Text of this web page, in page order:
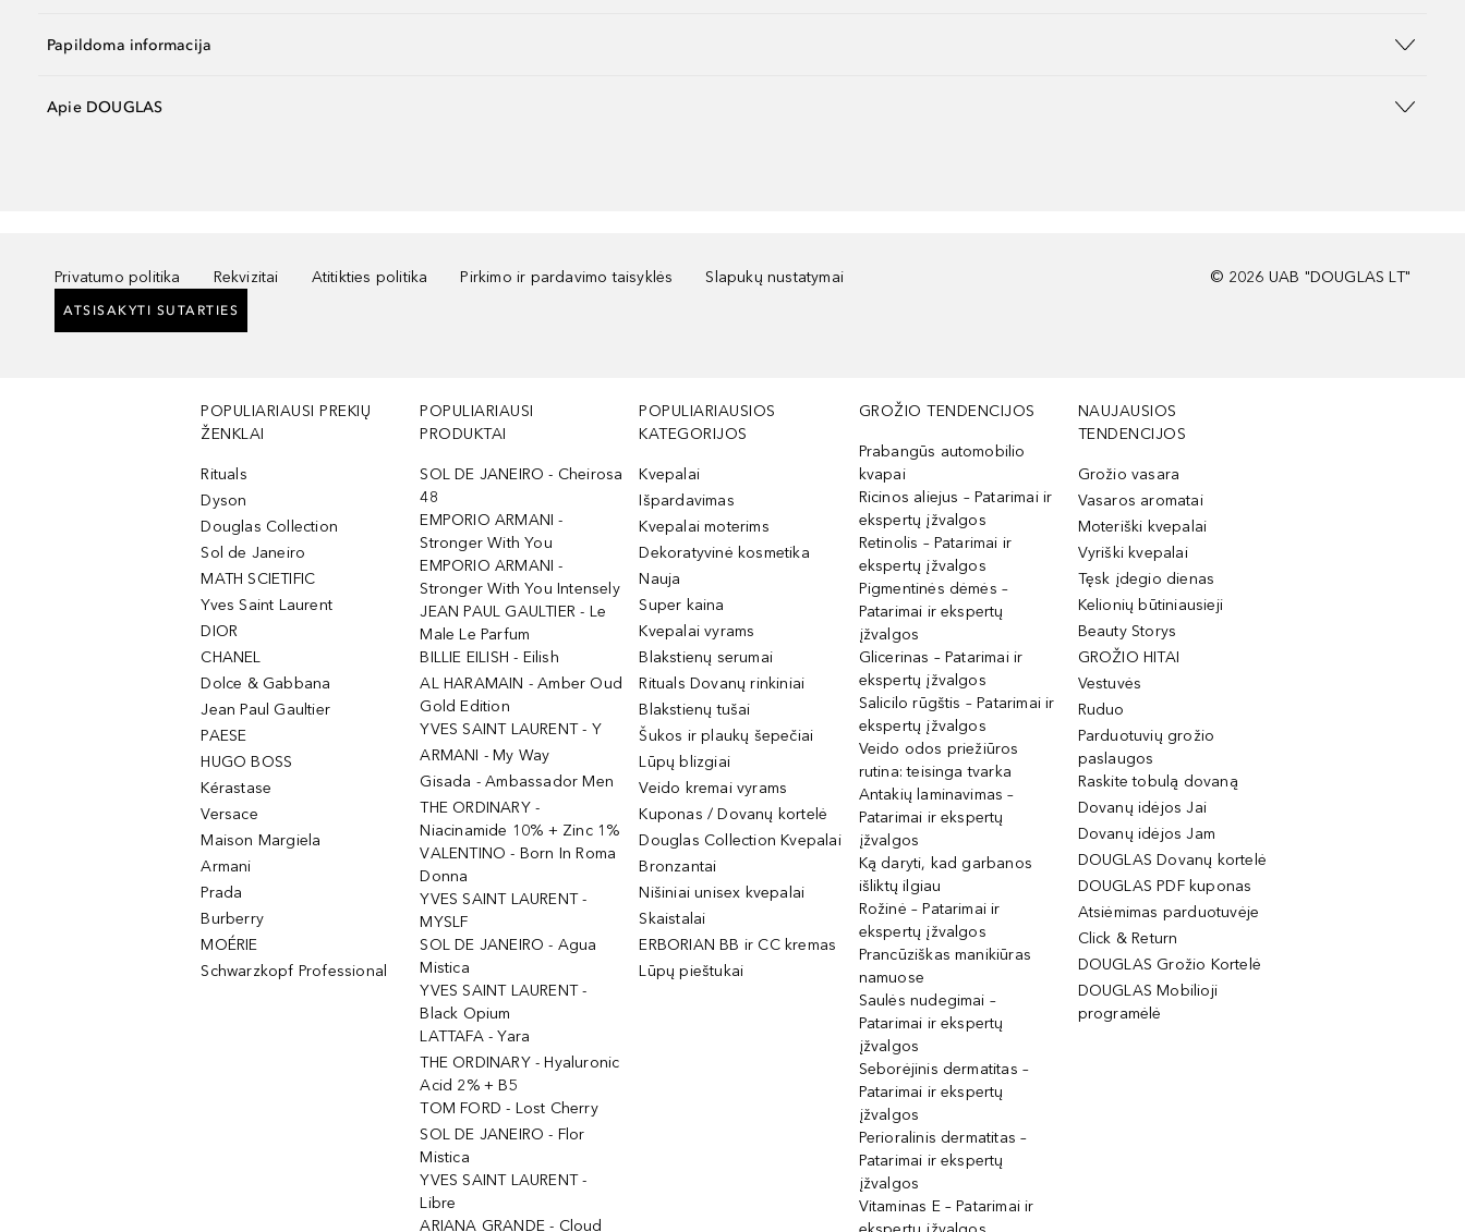
Papildoma informacija
Apie DOUGLAS
Privatumo politika Rekvizitai Atitikties politika Pirkimo ir pardavimo taisyklės Slapukų nustatymai
ATSISAKYTI SUTARTIES
© 2026 UAB "DOUGLAS LT"
POPULIARIAUSI PREKIŲ
ŽENKLAI
Rituals
Dyson
Douglas Collection
Sol de Janeiro
MATH SCIETIFIC
Yves Saint Laurent
DIOR
CHANEL
Dolce & Gabbana
Jean Paul Gaultier
PAESE
HUGO BOSS
Kérastase
Versace
Maison Margiela
Armani
Prada
Burberry
MOÉRIE
Schwarzkopf Professional
POPULIARIAUSI
PRODUKTAI
SOL DE JANEIRO - Cheirosa
48
EMPORIO ARMANI -
Stronger With You
EMPORIO ARMANI -
Stronger With You Intensely
JEAN PAUL GAULTIER - Le
Male Le Parfum
BILLIE EILISH - Eilish
AL HARAMAIN - Amber Oud
Gold Edition
YVES SAINT LAURENT - Y
ARMANI - My Way
Gisada - Ambassador Men
THE ORDINARY -
Niacinamide 10% + Zinc 1%
VALENTINO - Born In Roma
Donna
YVES SAINT LAURENT -
MYSLF
SOL DE JANEIRO - Agua
Mistica
YVES SAINT LAURENT -
Black Opium
LATTAFA - Yara
THE ORDINARY - Hyaluronic
Acid 2% + B5
TOM FORD - Lost Cherry
SOL DE JANEIRO - Flor
Mistica
YVES SAINT LAURENT -
Libre
ARIANA GRANDE - Cloud
POPULIARIAUSIOS
KATEGORIJOS
Kvepalai
Išpardavimas
Kvepalai moterims
Dekoratyvinė kosmetika
Nauja
Super kaina
Kvepalai vyrams
Blakstienų serumai
Rituals Dovanų rinkiniai
Blakstienų tušai
Šukos ir plaukų šepečiai
Lūpų blizgiai
Veido kremai vyrams
Kuponas / Dovanų kortelė
Douglas Collection Kvepalai
Bronzantai
Nišiniai unisex kvepalai
Skaistalai
ERBORIAN BB ir CC kremas
Lūpų pieštukai
GROŽIO TENDENCIJOS
Prabangūs automobilio
kvapai
Ricinos aliejus – Patarimai ir
ekspertų įžvalgos
Retinolis – Patarimai ir
ekspertų įžvalgos
Pigmentinės dėmės –
Patarimai ir ekspertų
įžvalgos
Glicerinas – Patarimai ir
ekspertų įžvalgos
Salicilo rūgštis – Patarimai ir
ekspertų įžvalgos
Veido odos priežiūros
rutina: teisinga tvarka
Antakių laminavimas –
Patarimai ir ekspertų
įžvalgos
Ką daryti, kad garbanos
išliktų ilgiau
Rožinė – Patarimai ir
ekspertų įžvalgos
Prancūziškas manikiūras
namuose
Saulės nudegimai –
Patarimai ir ekspertų
įžvalgos
Seborėjinis dermatitas –
Patarimai ir ekspertų
įžvalgos
Perioralinis dermatitas –
Patarimai ir ekspertų
įžvalgos
Vitaminas E – Patarimai ir
NAUJAUSIOS
TENDENCIJOS
Grožio vasara
Vasaros aromatai
Moteriški kvepalai
Vyriški kvepalai
Tęsk įdegio dienas
Kelionių būtiniausieji
Beauty Storys
GROŽIO HITAI
Vestuvės
Ruduo
Parduotuvių grožio
paslaugos
Raskite tobulą dovaną
Dovanų idėjos Jai
Dovanų idėjos Jam
DOUGLAS Dovanų kortelė
DOUGLAS PDF kuponas
Atsiėmimas parduotuvėje
Click & Return
DOUGLAS Grožio Kortelė
DOUGLAS Mobilioji
programėlė